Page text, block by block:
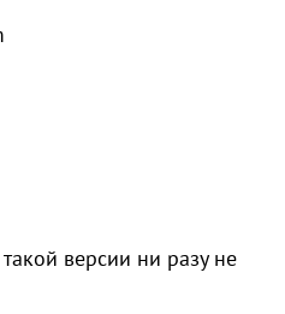
версии ни разу не